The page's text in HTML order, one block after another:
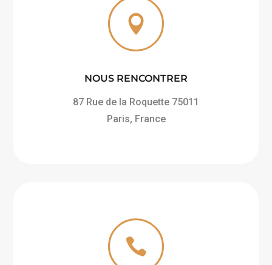

NOUS RENCONTRER
87 Rue de la Roquette 75011
Paris, France
